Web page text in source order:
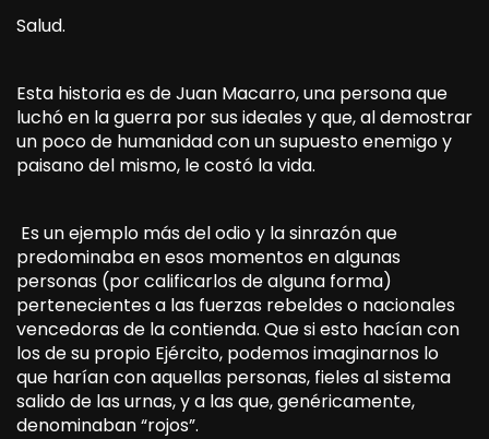
Salud.
Esta historia es de Juan Macarro, una persona que
luchó en la guerra por sus ideales y que, al demostrar
un poco de humanidad con un supuesto enemigo y
paisano del mismo, le costó la vida.
Es un ejemplo más del odio y la sinrazón que
predominaba en esos momentos en algunas
personas (por calificarlos de alguna forma)
pertenecientes a las fuerzas rebeldes o nacionales
vencedoras de la contienda. Que si esto hacían con
los de su propio Ejército, podemos imaginarnos lo
que harían con aquellas personas, fieles al sistema
salido de las urnas, y a las que, genéricamente,
denominaban “rojos”.